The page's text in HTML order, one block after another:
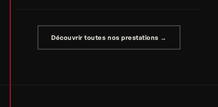
Découvrir toutes nos prestations →